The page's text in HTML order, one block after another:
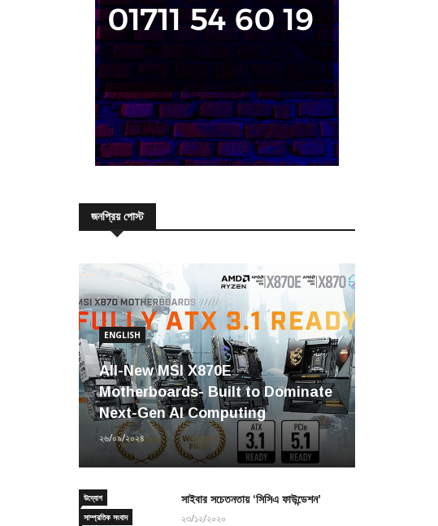
জনপ্রিয় পোস্ট
ENGLISH
All-New MSI X870E
Motherboards- Built to Dominate
Next-Gen AI Computing
২৬/০৯/২০২৪
উদ্যোগ
সাম্প্রতিক সংবাদ
সাইবার সচেতনতায় ‘সিসিএ ফাউন্ডেশন’
২৩/১২/২০২০